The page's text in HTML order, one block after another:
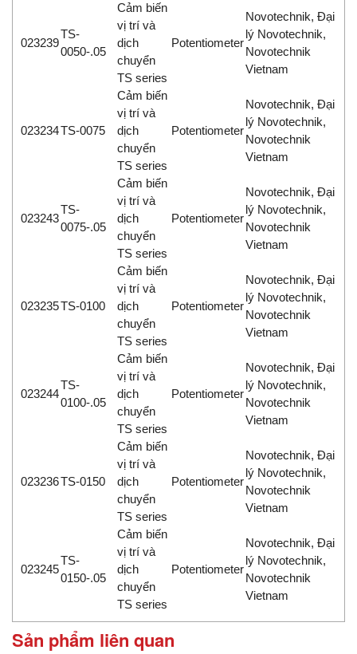
023239
TS-
0050-.05
Cảm biến
vị trí và
dịch
chuyển
TS series
Potentiometer
Novotechnik, Đại
lý Novotechnik,
Novotechnik
Vietnam
023234TS-0075
Cảm biến
vị trí và
dịch
chuyển
TS series
Potentiometer
Novotechnik, Đại
lý Novotechnik,
Novotechnik
Vietnam
023243
TS-
0075-.05
Cảm biến
vị trí và
dịch
chuyển
TS series
Potentiometer
Novotechnik, Đại
lý Novotechnik,
Novotechnik
Vietnam
023235TS-0100
Cảm biến
vị trí và
dịch
chuyển
TS series
Potentiometer
Novotechnik, Đại
lý Novotechnik,
Novotechnik
Vietnam
023244
TS-
0100-.05
Cảm biến
vị trí và
dịch
chuyển
TS series
Potentiometer
Novotechnik, Đại
lý Novotechnik,
Novotechnik
Vietnam
023236TS-0150
Cảm biến
vị trí và
dịch
chuyển
TS series
Potentiometer
Novotechnik, Đại
lý Novotechnik,
Novotechnik
Vietnam
023245
TS-
0150-.05
Cảm biến
vị trí và
dịch
chuyển
TS series
Potentiometer
Novotechnik, Đại
lý Novotechnik,
Novotechnik
Vietnam
Sản phẩm liên quan